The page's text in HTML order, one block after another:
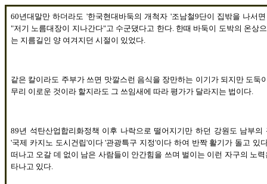
60년대말만 하더라도 '한국현대바둑의 개척자 '조남철9단이 집밖을 나서
"저기 노름대장이 지나간다"고 수군댔다고 한다. 한때 바둑이 도박의 온상
는 지름길인 양 여겨지던 시절이 있었다.
같은 칼이라도 주부가 쓰면 맛깔스런 음식을 장만하는 이기가 되지만 도둑
무리 이로운 것이라 할지라도 그 쓰임새에 따라 평가가 달라지는 법이다.
89년 석탄산업합리화정책 이후 나락으로 떨어지기만 하던 강원도 남부의
'국제 카지노 도시건립'이다'관광특구 지정'이다 하여 반짝 활기가 돌고 있
떠나고 오갈 데 없이 남은 사람들이 안간힘을 쓰며 벌이는 이런 자구의 노
타나고 있다.